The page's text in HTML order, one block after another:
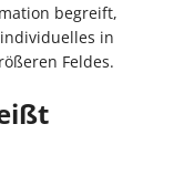
begreift,
in
Feldes.